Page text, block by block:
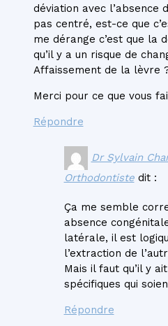
déviation avec l’absence
pas centré, est-ce que
me dérange c’est que la
qu’il y a un risque de
Affaissement de la lèvre
Merci pour ce que vous
Répondre
Dr Sylvain
Orthodontiste dit :
Ça me semble
absence
latérale, il est
l’extraction de
Mais il faut qu’il y
spécifiques qui
Répondre